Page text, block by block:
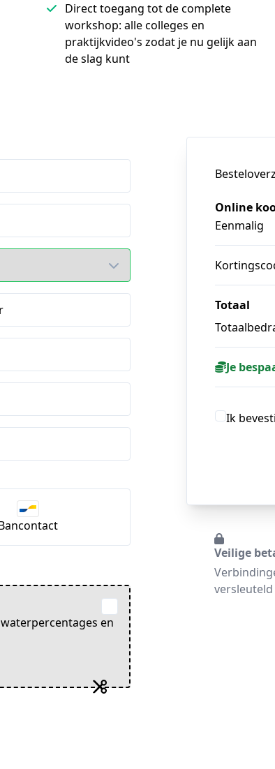
Direct toegang tot de complete
workshop: alle colleges en
praktijkvideo's zodat je nu gelijk aan
de slag kunt
en
Online
Eenmalig
Totaal
Je
Ik
Veilige
versleuteld